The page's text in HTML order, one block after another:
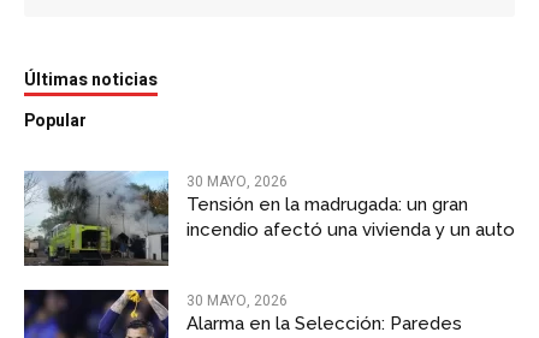
Últimas noticias
Popular
30 MAYO, 2026
Tensión en la madrugada: un gran
incendio afectó una vivienda y un auto
30 MAYO, 2026
Alarma en la Selección: Paredes